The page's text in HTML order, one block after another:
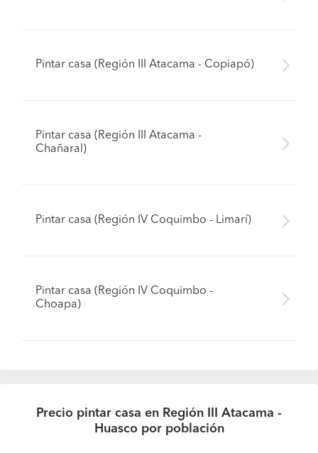
Pintar casa (Región III Atacama - Copiapó)
Pintar casa (Región III Atacama -
Chañaral)
Pintar casa (Región IV Coquimbo - Limarí)
Pintar casa (Región IV Coquimbo -
Choapa)
Precio pintar casa en Región III Atacama -
Huasco por población